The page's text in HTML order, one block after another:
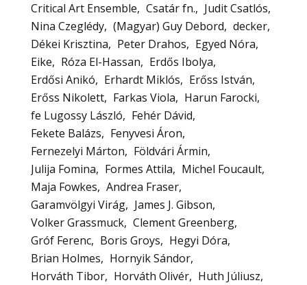
Critical Art Ensemble
Csatár fn.
Judit Csatlós
Nina Czeglédy (Magyar) Guy Debord
decker
Dékei Krisztina
Peter Drahos
Egyed Nóra
Eike
Róza El-Hassan
Erdős Ibolya
Erdősi Anikó
Erhardt Miklós
Erőss István
Erőss Nikolett
Farkas Viola
Harun Farocki
fe Lugossy László
Fehér Dávid
Fekete Balázs
Fenyvesi Áron
Fernezelyi Márton
Földvári Ármin
Julija Fomina
Formes Attila
Michel Foucault
Maja Fowkes
Andrea Fraser
Garamvölgyi Virág
James J. Gibson
Volker Grassmuck Clement Greenberg
Gróf Ferenc
Boris Groys
Hegyi Dóra
Brian Holmes
Hornyik Sándor
Horváth Tibor
Horváth Olivér
Huth Júliusz